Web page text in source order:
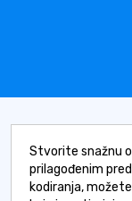
Stvorite snažnu
prilagođenim
kodiranja,